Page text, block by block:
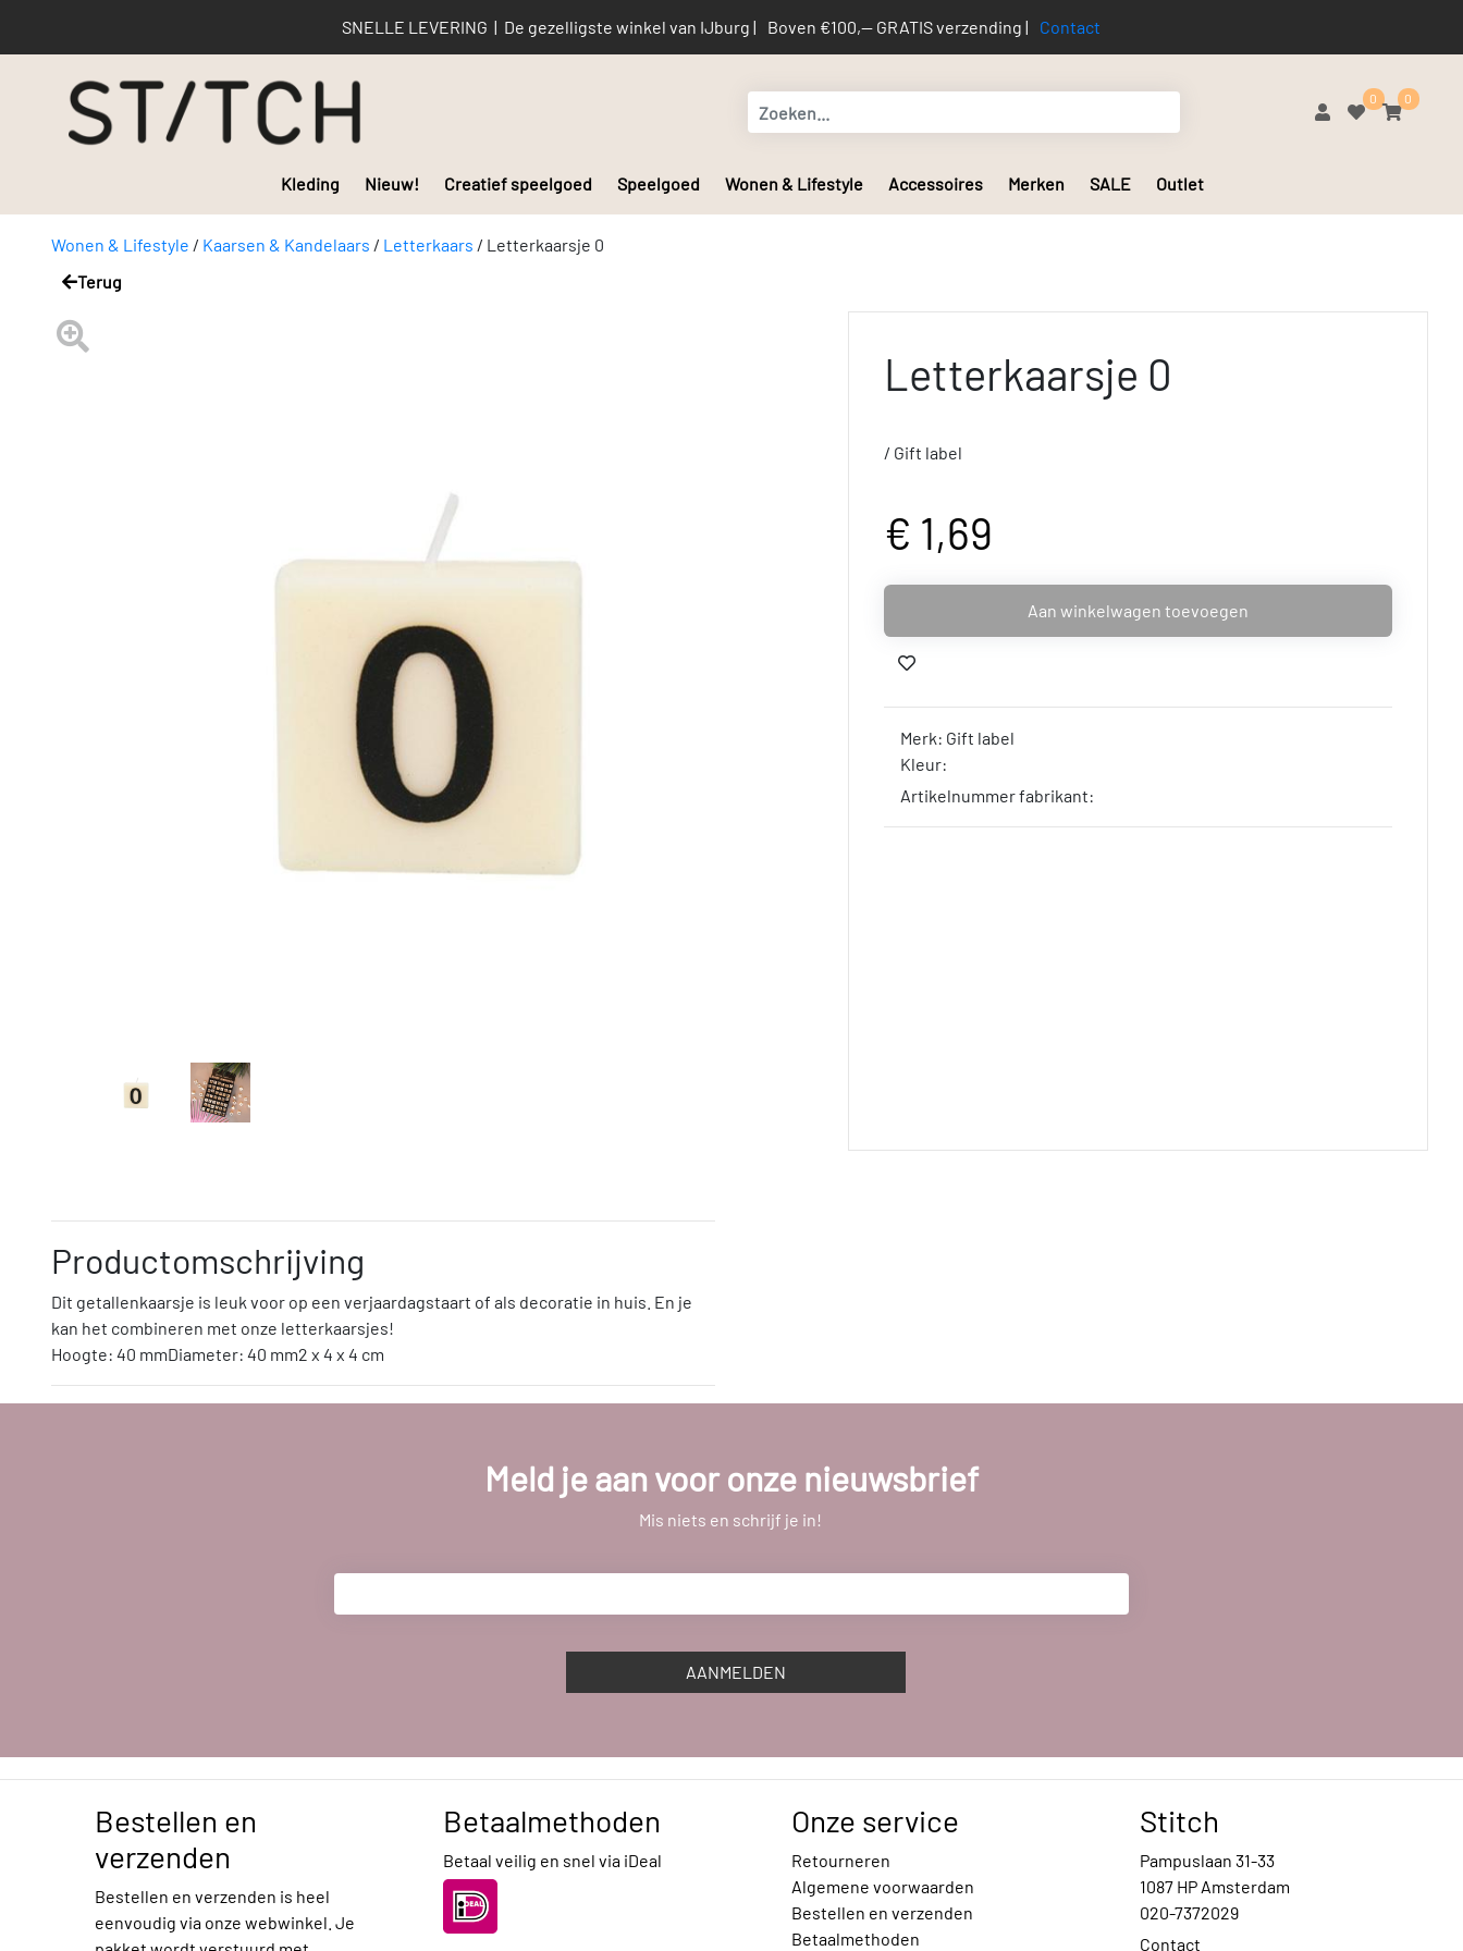
SNELLE LEVERING | De gezelligste winkel van IJburg | Boven €100,-- GRATIS verzending | Contact
0 0
Kleding Nieuw! Creatief speelgoed Speelgoed Wonen & Lifestyle Accessoires Merken SALE Outlet
Wonen & Lifestyle / Kaarsen & Kandelaars / Letterkaars / Letterkaarsje 0
Terug
Letterkaarsje 0
/ Gift label
€ 1,69
Aan winkelwagen toevoegen
Merk: Gift label
Kleur:
Artikelnummer fabrikant:
Productomschrijving
Dit getallenkaarsje is leuk voor op een verjaardagstaart of als decoratie in huis. En je
kan het combineren met onze letterkaarsjes!
Hoogte: 40 mmDiameter: 40 mm2 x 4 x 4 cm
Meld je aan voor onze nieuwsbrief
Mis niets en schrijf je in!
AANMELDEN
Bestellen en
verzenden
Bestellen en verzenden is heel
eenvoudig via onze webwinkel. Je
Betaalmethoden
Betaal veilig en snel via iDeal
Onze service
Retourneren
Algemene voorwaarden
Bestellen en verzenden
Betaalmethoden
Stitch
Pampuslaan 31-33
1087 HP Amsterdam
020-7372029
Contact